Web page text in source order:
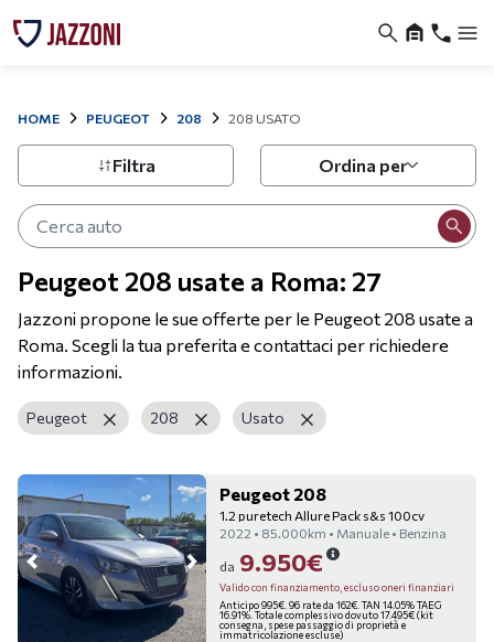
HOME PEUGEOT 208 208 USATO
Filtra Ordina per
Peugeot 208 usate a Roma: 27
Jazzoni propone le sue offerte per le Peugeot 208 usate a
Roma. Scegli la tua preferita e contattaci per richiedere
informazioni.
Peugeot 208 Usato
Peugeot 208
1.2 puretech Allure Pack s&s 100cv
2022 • 85.000km • Manuale • Benzina
da 9.950€
Valido con finanziamento, escluso oneri finanziari
Anticipo 995€. 96 rate da 162€. TAN 14.05% TAEG
16.91%. Totale complessivo dovuto 17.495€ (kit
consegna, spese passaggio di proprietà e
immatricolazione escluse)